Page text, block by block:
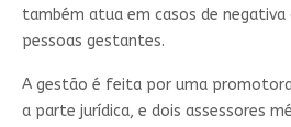
também atua em casos de
pessoas gestantes.
A gestão é feita por uma
a parte jurídica, e dois assessores